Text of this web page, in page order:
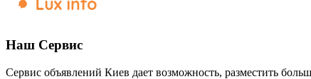
Наш Сервис
Сервис объявлений Киев дает возможность, разместить